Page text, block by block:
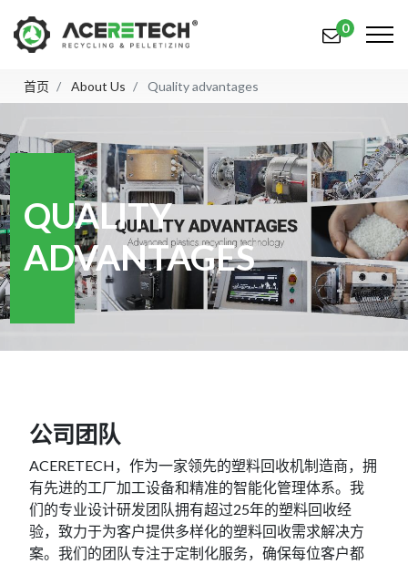
应用
解决方案
知识中心
关于我们
联系我们
简体中文 English (US)
0
首页 About Us Quality advantages
QUALITY
ADVANTAGES
公司团队
ACERETECH，作为一家领先的塑料回收机制造商，拥
有先进的工厂加工设备和精准的智能化管理体系。我
们的专业设计研发团队拥有超过25年的塑料回收经
验，致力于为客户提供多样化的塑料回收需求解决方
案。我们的团队专注于定制化服务，确保每位客户都